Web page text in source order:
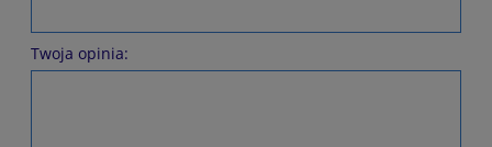
Twoja opinia: